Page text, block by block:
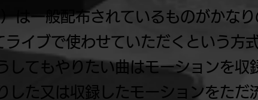
は一般配布されているものがかな
ライブで使わせていただくという方
してもやりたい曲はモーションを
した又は収録したモーションをただ